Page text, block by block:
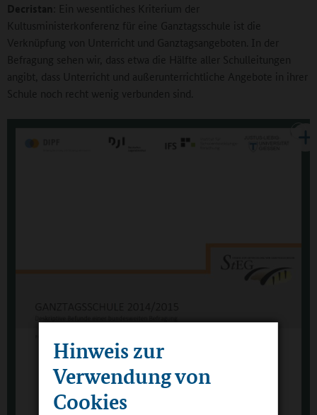
Hinweis zur
Verwendung von
Cookies
Decristan : Ein wesentliches Kriterium der
Kultusministerkonferenz für eine Ganztagsschule ist die
Verknüpfung von Unterricht und Ganztagsangeboten. In der
Befragung sehen wir, dass etwa die Hälfte aller Schulleitungen
angibt, dass Unterricht und außerunterrichtliche Angebote in ihrer
Schule noch recht wenig verbunden sind.